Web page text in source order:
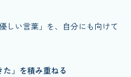
しい言葉」を、自分にも向けて
」を積み重ねる